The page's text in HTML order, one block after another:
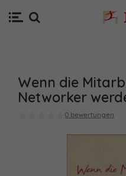
Wenn die
Networker
0 bewertungen